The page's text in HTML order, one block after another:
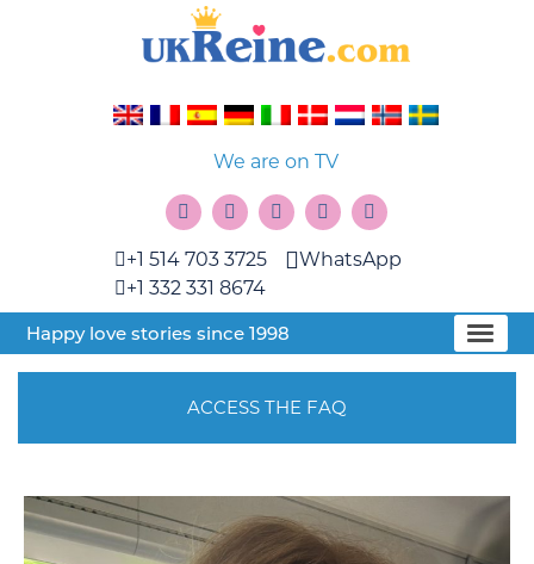
We are on TV
+1 514 703 3725
+1 332 331 8674
WhatsApp
Happy love stories since 1998
ACCESS THE FAQ